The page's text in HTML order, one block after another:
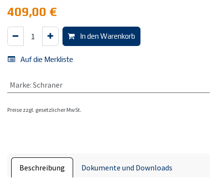
409,00 €
In den Warenkorb
Auf die Merkliste
Marke: Schraner
Preise zzgl. gesetzlicher MwSt.
Beschreibung Dokumente und Downloads